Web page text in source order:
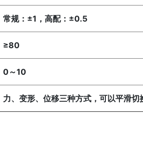
常规：±1，高配：±0.5
≥80
0～10
力、变形、位移三种方式，可以平滑切